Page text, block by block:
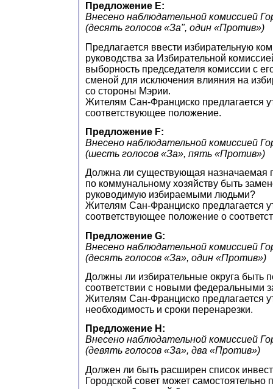
Предложение E:
Внесено наблюдательной комиссией
(десять голосов «За", один «Против»)
Предлагается ввести избирательную
руководства за Избирательной
выборность председателя комиссии с
сменой для исключения влияния на
со стороны Мэрии.
Жителям Сан-Франциско предлагается
соответствующее положение.
Предложение F:
Внесено наблюдательной комиссией
(шесть голосов «За», пять «Против»)
Должна ли существующая назначаемая
по коммунальному хозяйству быть
руководимую избираемыми людьми?
Жителям Сан-Франциско предлагается
соответствующее положение о
Предложение G:
Внесено наблюдательной комиссией
(десять голосов «За», один «Против»)
Должны ли избирательные округа быть
соответствии с новыми федеральными
Жителям Сан-Франциско предлагается
необходимость и сроки перенарезки.
Предложение H:
Внесено наблюдательной комиссией
(девять голосов «За», два «Против»)
Должен ли быть расширен список
Городской совет может